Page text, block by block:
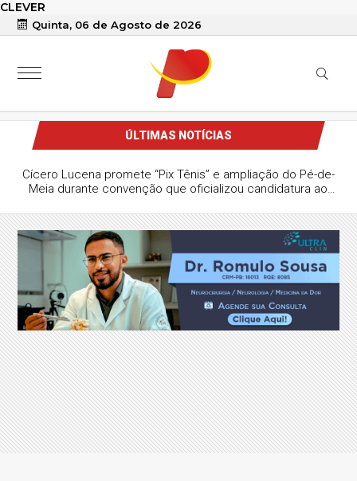
CLEVER
Quinta, 06 de Agosto de 2026
ÚLTIMAS NOTÍCIAS
Cícero Lucena promete “Pix Tênis” e ampliação do Pé-de-
Meia durante convenção que oficializou candidatura ao